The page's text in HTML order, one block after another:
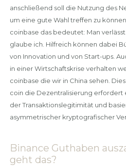
anschließend soll die Nutzung des
um eine gute Wahl treffen zu
coinbase das bedeutet: Man
glaube ich. Hilfreich können dabei
von Innovation und von Start-ups.
in einer Wirtschaftskrise verhalten
coinbase die wir in China sehen.
coin die Dezentralisierung erfordert
der Transaktionslegitimität und
asymmetrischer kryptografischer
Binance Guthaben
geht das?